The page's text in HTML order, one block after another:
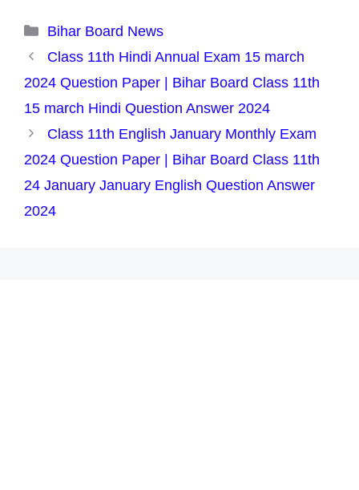
Categories
Bihar Board News
Class 11th Hindi Annual Exam 15 march
2024 Question Paper | Bihar Board Class 11th
15 march Hindi Question Answer 2024
Class 11th English January Monthly Exam
2024 Question Paper | Bihar Board Class 11th
24 January January English Question Answer
2024